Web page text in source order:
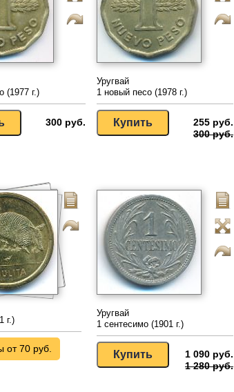
(1977 г.)
300 руб.
Уругвай
1 новый песо (1978 г.)
255 руб.
300 руб.
г.)
от 70 руб.
Уругвай
1 сентесимо (1901 г.)
1 090 руб.
1 280 руб.